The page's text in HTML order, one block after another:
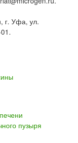
г. Уфа, ул.
пузыря